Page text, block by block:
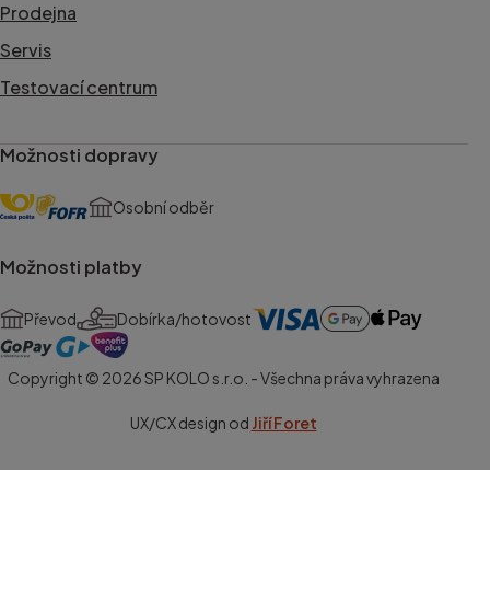
Prodejna
Servis
Testovací centrum
Možnosti dopravy
Osobní odběr
Možnosti platby
Převod Dobírka/hotovost
Copyright © 2026 SP KOLO s.r.o. - Všechna práva vyhrazena
UX/CX design od Jiří Foret